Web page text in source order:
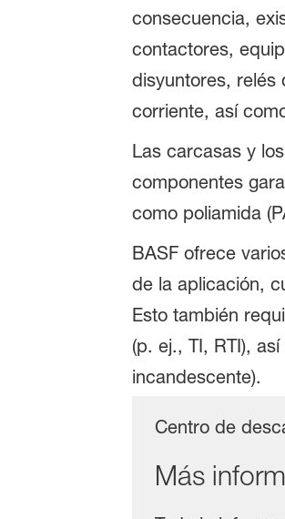
consecuencia,
contactores,
disyuntores, relés
corriente, así
Las carcasas y
componentes
como poliamida
BASF ofrece
de la aplicación,
Esto también
(p. ej., TI, RTI),
incandescente).
Centro de
Más